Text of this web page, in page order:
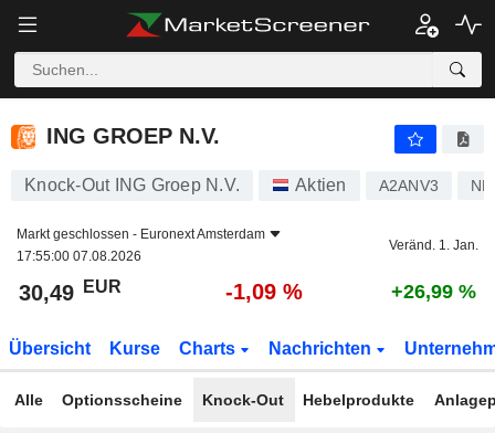
ING GROEP N.V.
ING GROEP N.V.
Knock-Out ING Groep N.V. Aktien A2ANV3
Markt geschlossen - Euronext Amsterdam
17:55:00 07.08.2026
Veränd. 1. Jan.
30,49 EUR -1,09 % +26,99 %
Übersicht Kurse Charts Nachrichten
Alle Optionsscheine Knock-Out Hebelprodukte